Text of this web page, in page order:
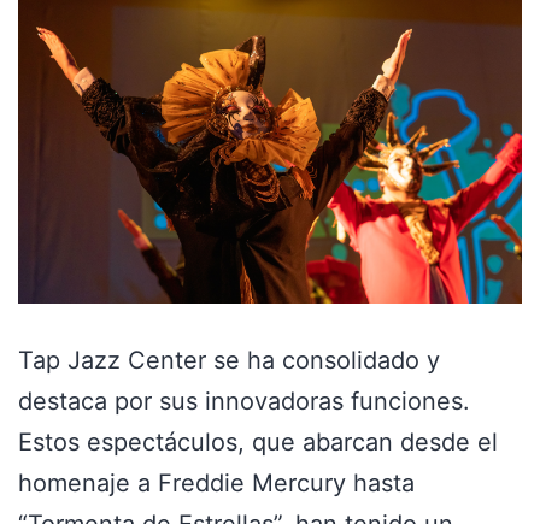
Tap Jazz Center se ha consolidado y
destaca por sus innovadoras funciones.
Estos espectáculos, que abarcan desde el
homenaje a Freddie Mercury hasta